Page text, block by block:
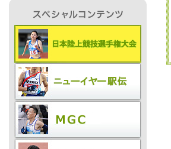
採用情報
プレスリリース